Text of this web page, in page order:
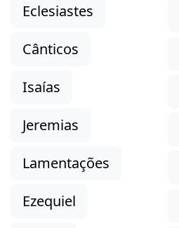
Eclesiastes
Cânticos
Isaías
Jeremias
Lamentações
Ezequiel